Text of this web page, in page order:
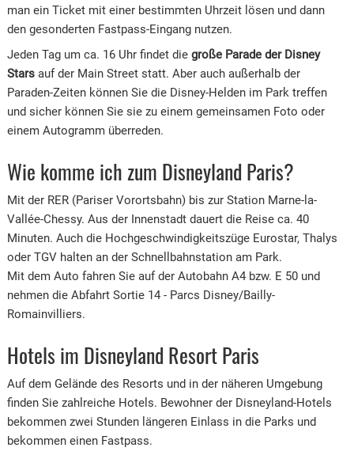
man ein Ticket mit einer bestimmten Uhrzeit lösen und dann
den gesonderten Fastpass-Eingang nutzen.
Jeden Tag um ca. 16 Uhr findet die große Parade der Disney
Starsauf der Main Street statt. Aber auch außerhalb der
Paraden-Zeiten können Sie die Disney-Helden im Park treffen
und sicher können Sie sie zu einem gemeinsamen Foto oder
einem Autogramm überreden.
Wie komme ich zum Disneyland Paris?
Mit der RER (Pariser Vorortsbahn) bis zur Station Marne-la-
Vallée-Chessy. Aus der Innenstadt dauert die Reise ca. 40
Minuten. Auch die Hochgeschwindigkeitszüge Eurostar, Thalys
oder TGV halten an der Schnellbahnstation am Park.
Mit dem Auto fahren Sie auf der Autobahn A4 bzw. E 50 und
nehmen die Abfahrt Sortie 14 - Parcs Disney/Bailly-
Romainvilliers.
Hotels im Disneyland Resort Paris
Auf dem Gelände des Resorts und in der näheren Umgebung
finden Sie zahlreiche Hotels. Bewohner der Disneyland-Hotels
bekommen zwei Stunden längeren Einlass in die Parks und
bekommen einen Fastpass.